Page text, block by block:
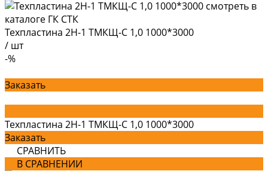
Техпластина 2Н-1 ТМКЩ-С 1,0 1000*3000
/ шт
-%
Заказать
Техпластина 2Н-1 ТМКЩ-С 1,0 1000*3000
Заказать
СРАВНИТЬ
В СРАВНЕНИИ